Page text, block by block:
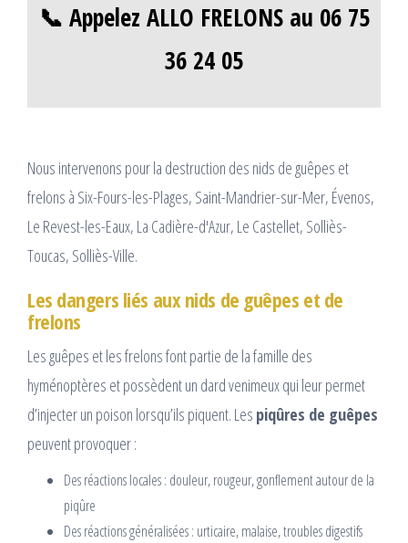
📞 Appelez ALLO FRELONS au 06 75
36 24 05
Nous intervenons pour la destruction des nids de guêpes et
frelons à Six-Fours-les-Plages, Saint-Mandrier-sur-Mer, Évenos,
Le Revest-les-Eaux, La Cadière-d'Azur, Le Castellet, Solliès-
Toucas, Solliès-Ville.
Les dangers liés aux nids de guêpes et de
frelons
Les guêpes et les frelons font partie de la famille des
hyménoptères et possèdent un dard venimeux qui leur permet
d’injecter un poison lorsqu’ils piquent. Les piqûres de guêpes
peuvent provoquer :
Des réactions locales : douleur, rougeur, gonflement autour de la
piqûre
Des réactions généralisées : urticaire, malaise, troubles digestifs